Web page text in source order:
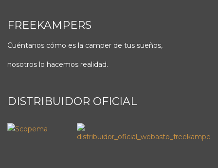
FREEKAMPERS
Cuéntanos cómo es la camper de tus sueños,
nosotros lo hacemos realidad.
DISTRIBUIDOR OFICIAL